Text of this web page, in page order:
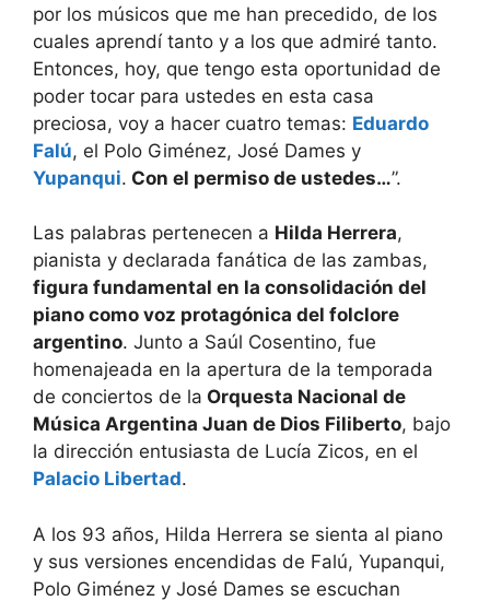
por los músicos que me han precedido, de los
cuales aprendí tanto y a los que admiré tanto.
Entonces, hoy, que tengo esta oportunidad de
poder tocar para ustedes en esta casa
preciosa, voy a hacer cuatro temas: Eduardo
Falú, el Polo Giménez, José Dames y
Yupanqui. Con el permiso de ustedes…”.
Las palabras pertenecen a Hilda Herrera,
pianista y declarada fanática de las zambas,
figura fundamental en la consolidación del
piano como voz protagónica del folclore
argentino. Junto a Saúl Cosentino, fue
homenajeada en la apertura de la temporada
de conciertos de la Orquesta Nacional de
Música Argentina Juan de Dios Filiberto, bajo
la dirección entusiasta de Lucía Zicos, en el
Palacio Libertad.
A los 93 años, Hilda Herrera se sienta al piano
y sus versiones encendidas de Falú, Yupanqui,
Polo Giménez y José Dames se escuchan